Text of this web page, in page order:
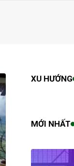
XU HƯỚNG
MỚI NHẤT